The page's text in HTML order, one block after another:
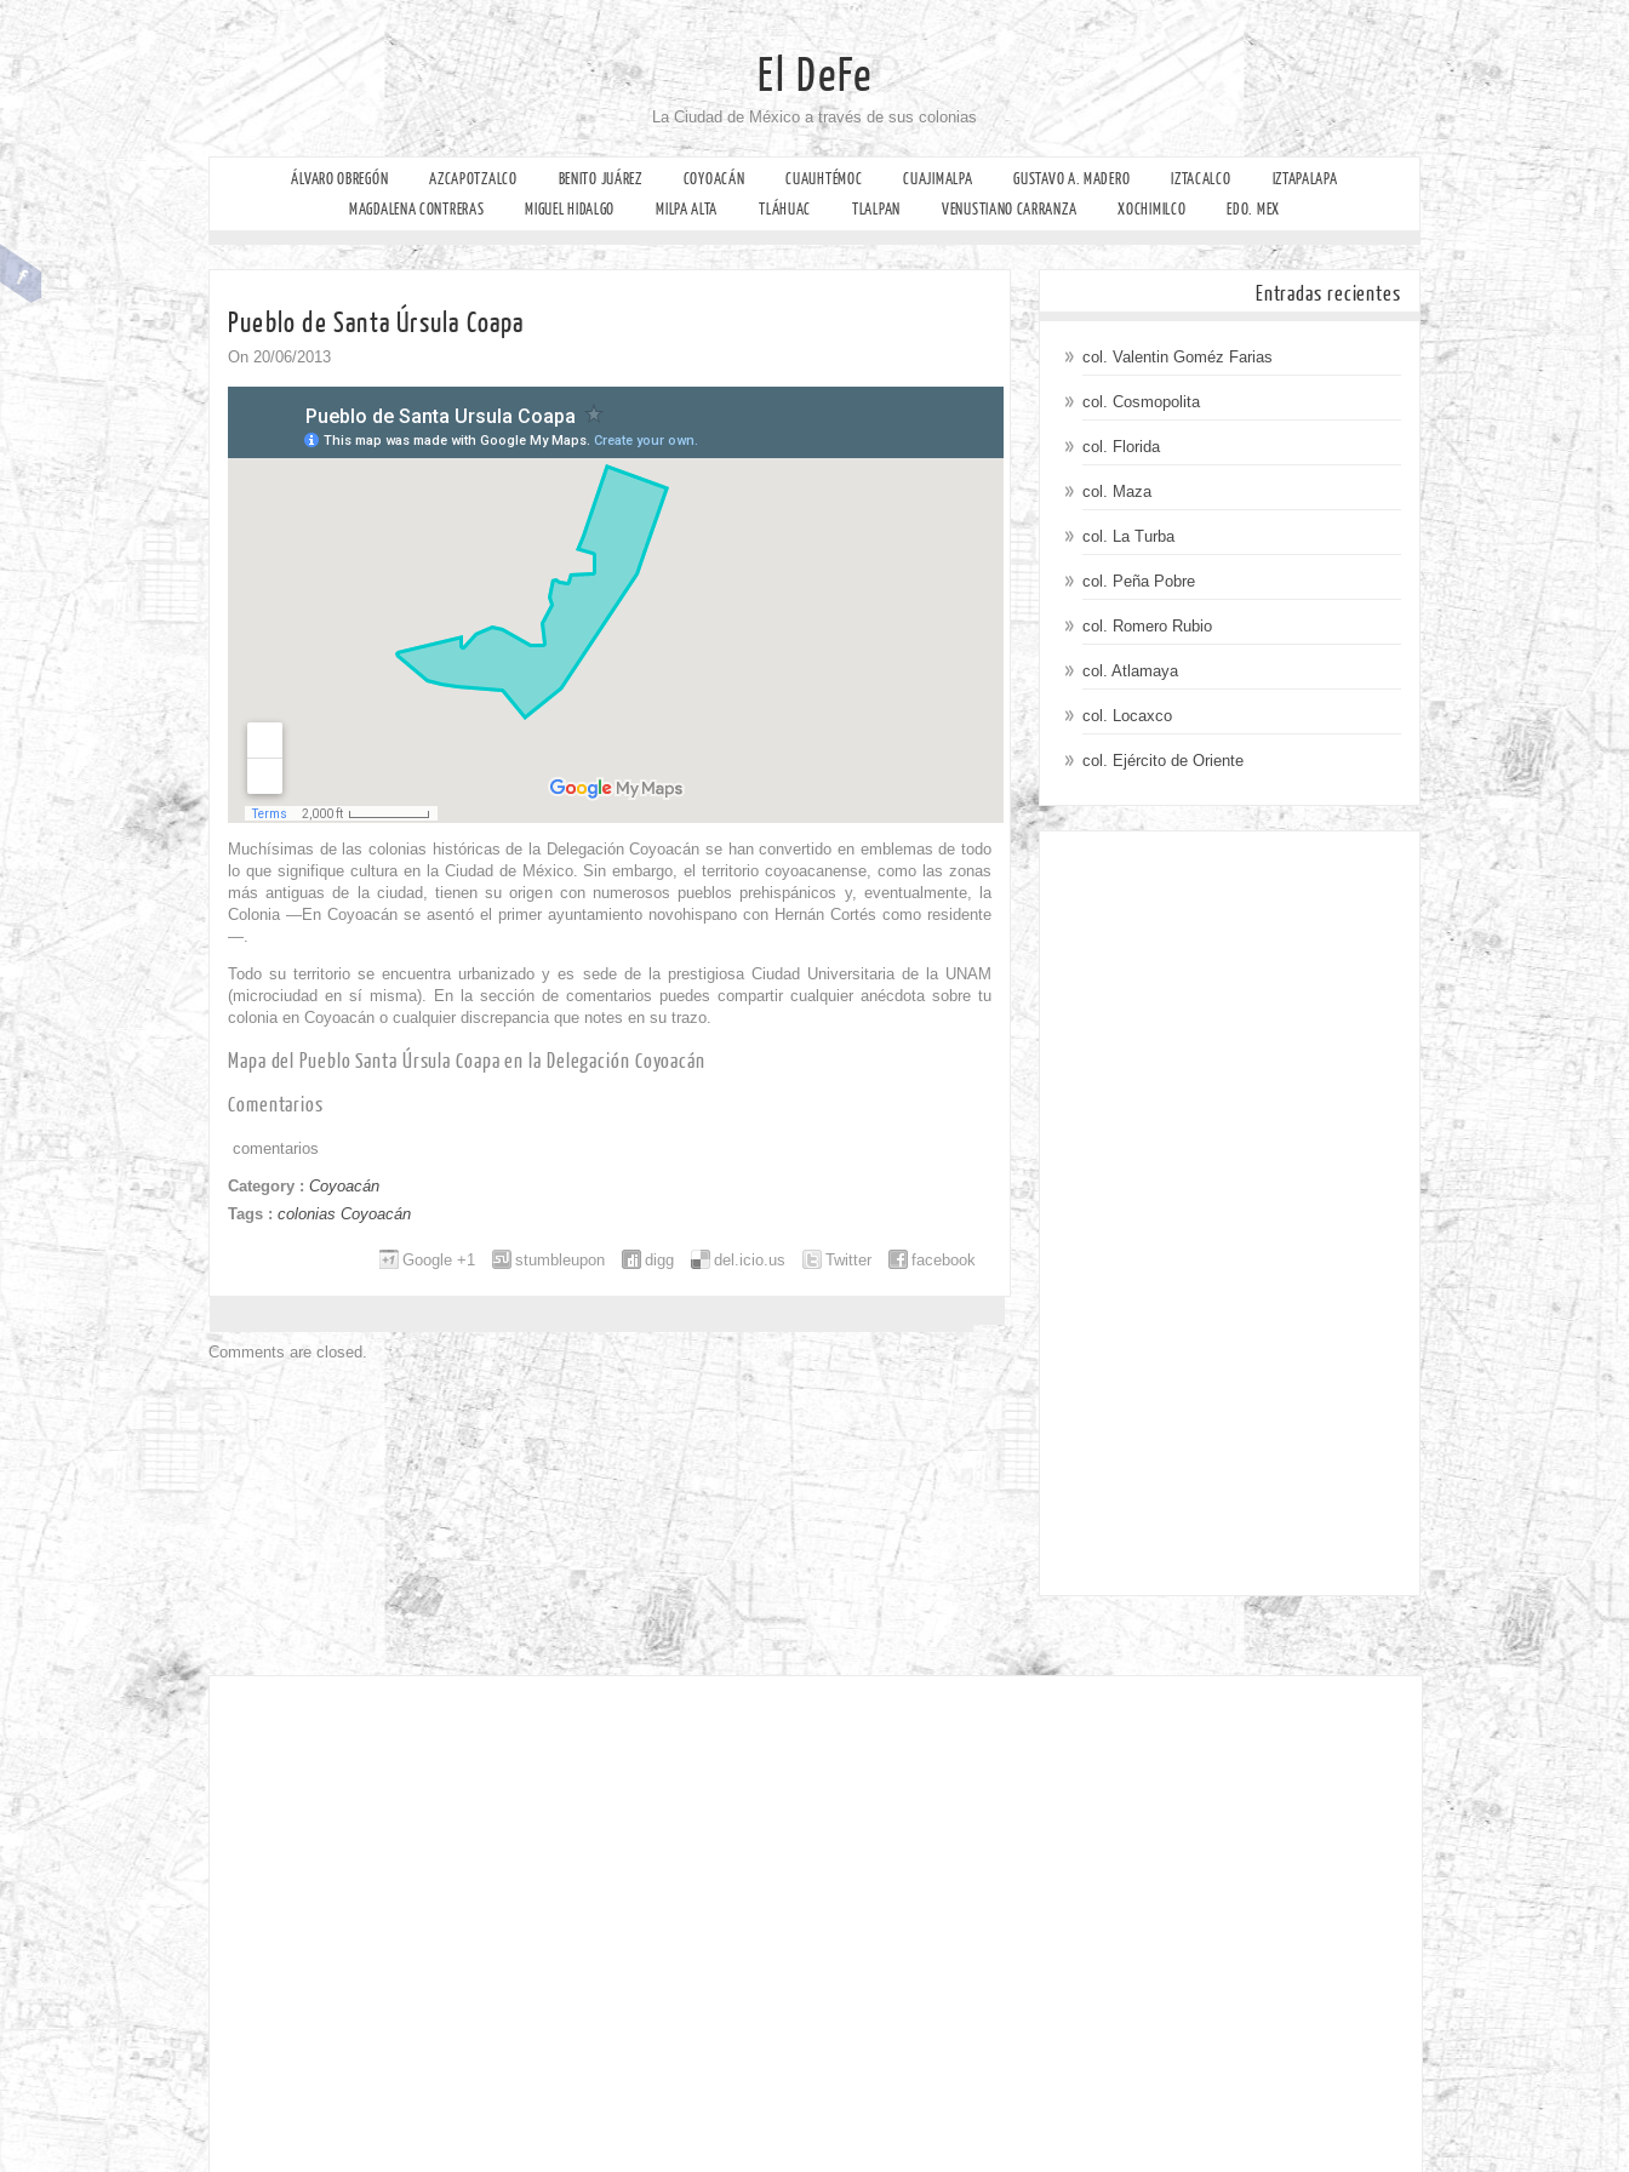
El DeFe
La Ciudad de México a través de sus colonias
ÁLVARO OBREGÓN AZCAPOTZALCO BENITO JUÁREZ COYOACÁN CUAUHTÉMOC CUAJIMALPA GUSTAVO A. MADERO IZTACALCO
IZTAPALAPA
MAGDALENA CONTRERAS
MIGUEL HIDALGO MILPA ALTA TLÁHUAC TLALPAN VENUSTIANO CARRANZA XOCHIMILCO EDO. MEX
Pueblo de Santa Úrsula Coapa
On 20/06/2013
Muchísimas de las colonias históricas de la Delegación Coyoacán se han convertido en emblemas de todo
lo que signifique cultura en la Ciudad de México. Sin embargo, el territorio coyoacanense, como las zonas
más antiguas de la ciudad, tienen su origen con numerosos pueblos prehispánicos y, eventualmente, la
Colonia —En Coyoacán se asentó el primer ayuntamiento novohispano con Hernán Cortés como residente
—.
Todo su territorio se encuentra urbanizado y es sede de la prestigiosa Ciudad Universitaria de la UNAM
(microciudad en sí misma). En la sección de comentarios puedes compartir cualquier anécdota sobre tu
colonia en Coyoacán o cualquier discrepancia que notes en su trazo.
Mapa del Pueblo Santa Úrsula Coapa en la Delegación Coyoacán
Comentarios
comentarios
Category : Coyoacán
Tags : colonias Coyoacán
facebook
Twitter
del.icio.us
digg
stumbleupon
Google +1
Comments are closed.
Entradas recientes
col. Valentin Goméz Farias
col. Cosmopolita
col. Florida
col. Maza
col. La Turba
col. Peña Pobre
col. Romero Rubio
col. Atlamaya
col. Locaxco
col. Ejército de Oriente